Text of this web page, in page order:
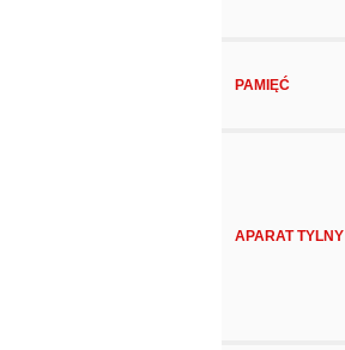
PAMIĘĆ
APARAT TYLNY